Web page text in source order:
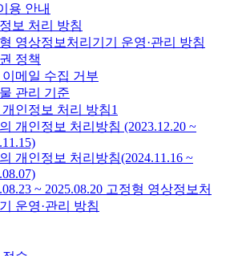
용 안내
보 처리 방침
영상정보처리기기 운영·관리 방침
정책
이메일 수집 거부
관리 기준
인정보 처리 방침1
개인정보 처리방침 (2023.12.20 ~
개인정보 처리방침(2024.11.16 ~
~ 2025.08.20 고정형 영상정보처
운영·관리 방침